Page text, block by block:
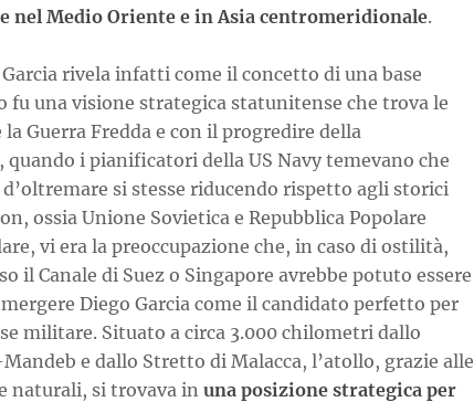
nel Medio Oriente e in Asia centromeridionale.
rivela infatti come il concetto di una base
fu una visione strategica statunitense che trova le
Guerra Fredda e con il progredire della
quando i pianificatori della US Navy temevano che
d’oltremare si stesse riducendo rispetto agli storici
ossia Unione Sovietica e Repubblica Popolare
vi era la preoccupazione che, in caso di ostilità,
il Canale di Suez o Singapore avrebbe potuto essere
Diego Garcia come il candidato perfetto per
militare. Situato a circa 3.000 chilometri dallo
e dallo Stretto di Malacca, l’atollo, grazie alle
naturali, si trovava inuna posizione strategica per